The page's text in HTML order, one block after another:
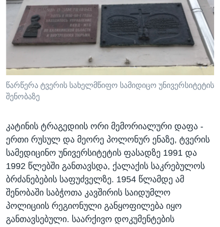
წარწერა ტვერის სახელმწიფო სამიდიცო უნივერსიტეტის
შენობაზე
კატინის ტრაგედიის ორი მემორიალური დაფა -
ერთი რუსულ და მეორე პოლონურ ენაზე, ტვერის
სამედიცინო უნივერსიტეტის ფასადზე 1991 და
1992 წლებში განთავსდა, ქალაქის საკრებულოს
ბრძანებების საფუძველზე. 1954 წლამდე ამ
შენობაში საბჭოთა კავშირის საიდუმლო
პოლიციის რეგიონული განყოფილება იყო
განთავსებული. საარქივო დოკუმენტების